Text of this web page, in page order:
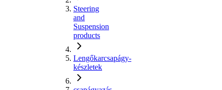
Steering
and
Suspension
products
Lengőkarcsapágy-
készletek